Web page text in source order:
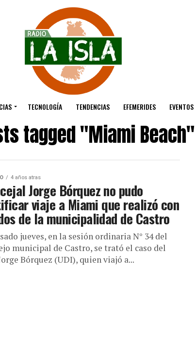
TECNOLOGÍA TENDENCIAS EFEMERIDES EVENTOS
tagged "Miami Beach"
4 años atras
Jorge Bórquez no pudo
viaje a Miami que realizó con
de la municipalidad de Castro
jueves, en la sesión ordinaria N° 34 del
municipal de Castro, se trató el caso del
Bórquez (UDI), quien viajó a...